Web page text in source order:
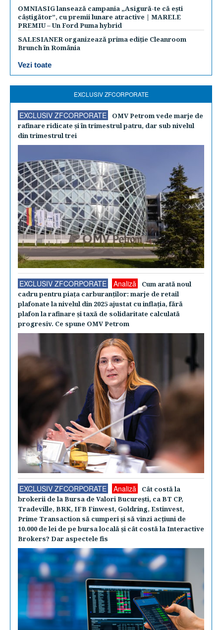
OMNIASIG lansează campania „Asigură-te că ești
câștigător”, cu premii lunare atractive | MARELE
PREMIU – Un Ford Puma hybrid
SALESIANER organizează prima ediție Cleanroom
Brunch în România
Vezi toate
EXCLUSIV ZFCORPORATE
EXCLUSIV ZFCORPORATE
OMV Petrom vede marje de
rafinare ridicate şi în trimestrul patru, dar sub nivelul
din trimestrul trei
EXCLUSIV ZFCORPORATE Analiză
Cum arată noul
cadru pentru piaţa carburanţilor: marje de retail
plafonate la nivelul din 2025 ajustat cu inflaţia, fără
plafon la rafinare şi taxă de solidaritate calculată
progresiv. Ce spune OMV Petrom
EXCLUSIV ZFCORPORATE Analiză
Cât costă la
brokerii de la Bursa de Valori Bucureşti, ca BT CP,
Tradeville, BRK, IFB Finwest, Goldring, Estinvest,
Prime Transaction să cumperi şi să vinzi acţiuni de
10.000 de lei de pe bursa locală şi cât costă la Interactive
Brokers? Dar aspectele fis